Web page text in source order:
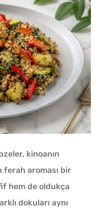
kinoanın
ferah aroması bir
hem de oldukça
dokuları aynı